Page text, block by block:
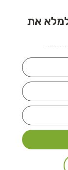
למלא את